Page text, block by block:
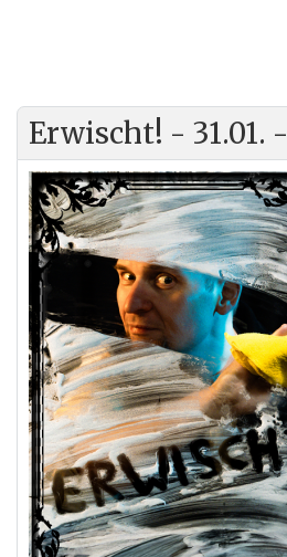
Erwischt! - 31.01.